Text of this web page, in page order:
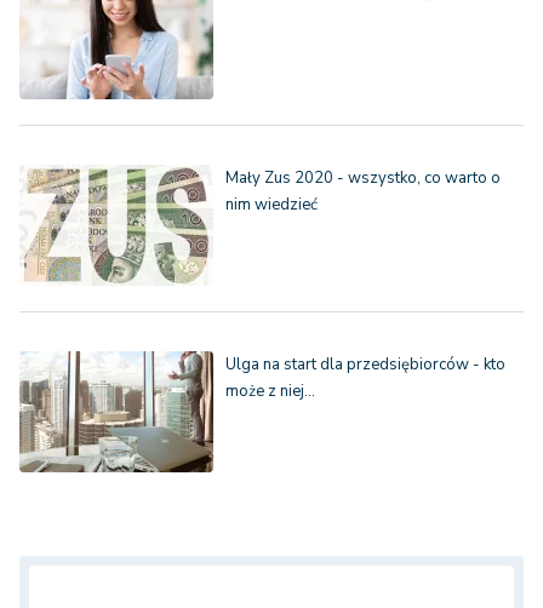
Mały Zus 2020 - wszystko, co warto o
nim wiedzieć
Ulga na start dla przedsiębiorców - kto
może z niej…